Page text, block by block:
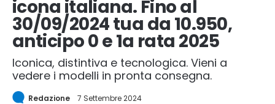
icona italiana. Fino al
30/09/2024 tua da 10.950,
anticipo 0 e 1a rata 2025
Iconica, distintiva e tecnologica. Vieni a
vedere i modelli in pronta consegna.
Redazione 7 Settembre 2024